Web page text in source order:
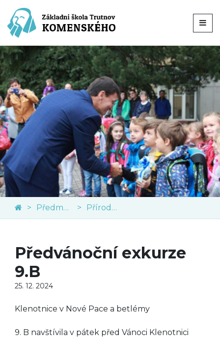
Předměty Přírodní vědy
Předvánoční exkurze
9.B
25. 12. 2024
Klenotnice v Nové Pace a betlémy
9. B navštívila v pátek před Vánoci Klenotnici